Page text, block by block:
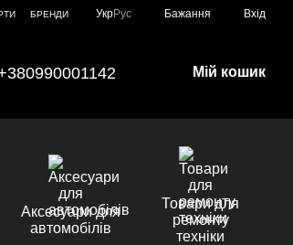
БРЕНДИ
УкрРус Бажання Вхід
Мій кошик
Аксесуари для
автомобілів
Товари для
ремонту
техніки